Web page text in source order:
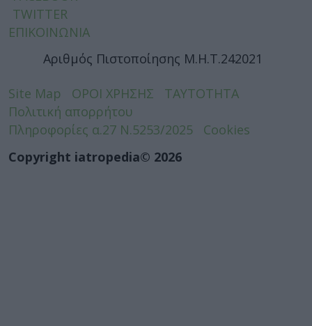
TWITTER
ΕΠΙΚΟΙΝΩΝΙΑ
Αριθμός Πιστοποίησης Μ.Η.Τ.242021
Site Map ΟΡΟΙ ΧΡΗΣΗΣ
ΤΑΥΤΟΤΗΤΑ
Πολιτική απορρήτου
Πληροφορίες α.27 Ν.5253/2025
Cookies
Copyright iatropedia© 2026